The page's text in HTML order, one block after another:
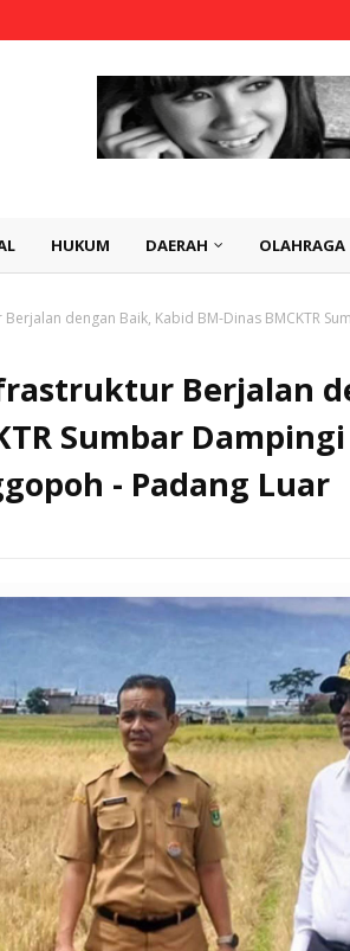
HUKUM DAERAH OLAHRAGA
dengan Baik, Kabid BM-Dinas BMCKTR
Berjalan
Sumbar
- Padang Luar